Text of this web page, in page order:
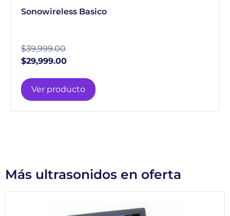
Sonowireless Basico
$39,999.00
$29,999.00
Ver producto
Más ultrasonidos en oferta